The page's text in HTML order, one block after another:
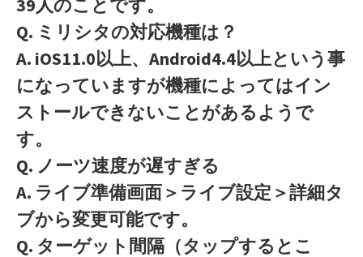
Q. ミリシタの対応機種は？
A. iOS11.0以上、Android4.4以上という事
になっていますが機種によってはイン
ストールできないことがあるようで
す。
Q. ノーツ速度が遅すぎる
A. ライブ準備画面＞ライブ設定＞詳細タ
ブから変更可能です。
Q. ターゲット間隔（タップするとこ